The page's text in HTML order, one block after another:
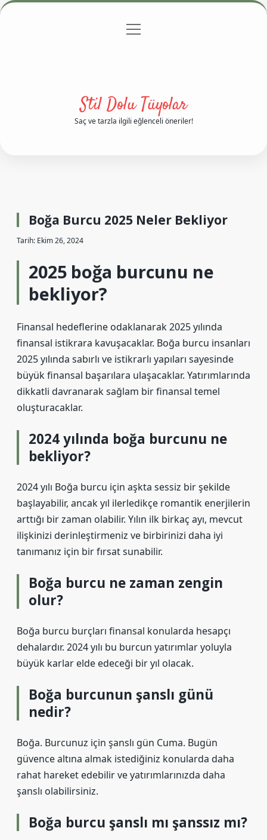
Gizlilik Politikası
menüyü
Stil Dolu Tüyolar
Saç ve tarzla ilgili eğlenceli öneriler!
Boğa Burcu 2025 Neler Bekliyor
Tarih: Ekim 26, 2024
2025 boğa burcunu ne
bekliyor?
Finansal hedeflerine odaklanarak 2025 yılında
finansal istikrara kavuşacaklar. Boğa burcu insanları
2025 yılında sabırlı ve istikrarlı yapıları sayesinde
büyük finansal başarılara ulaşacaklar. Yatırımlarında
dikkatli davranarak sağlam bir finansal temel
oluşturacaklar.
2024 yılında boğa burcunu ne
bekliyor?
2024 yılı Boğa burcu için aşkta sessiz bir şekilde
başlayabilir, ancak yıl ilerledikçe romantik enerjilerin
arttığı bir zaman olabilir. Yılın ilk birkaç ayı, mevcut
ilişkinizi derinleştirmeniz ve birbirinizi daha iyi
tanımanız için bir fırsat sunabilir.
Boğa burcu ne zaman zengin
olur?
Boğa burcu burçları finansal konularda hesapçı
dehalardır. 2024 yılı bu burcun yatırımlar yoluyla
büyük karlar elde edeceği bir yıl olacak.
Boğa burcunun şanslı günü
nedir?
Boğa. Burcunuz için şanslı gün Cuma. Bugün
güvence altına almak istediğiniz konularda daha
rahat hareket edebilir ve yatırımlarınızda daha
şanslı olabilirsiniz.
Boğa burcu şanslı mı şanssız mı?